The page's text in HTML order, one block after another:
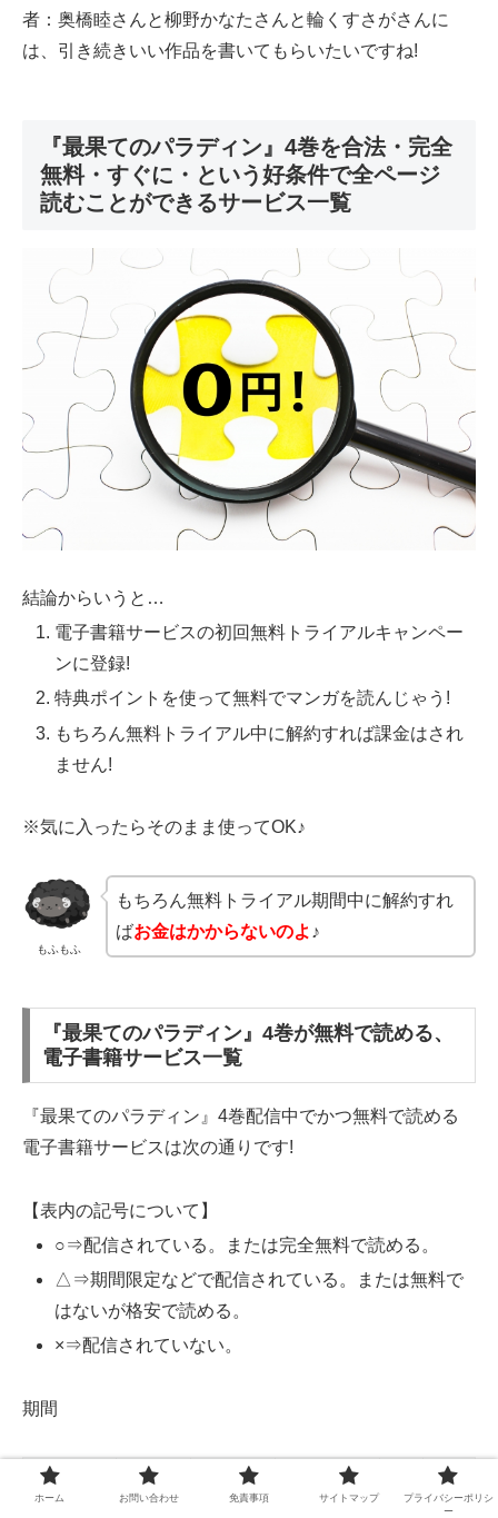
者：奥橋睦さんと柳野かなたさんと輪くすさがさんに
は、引き続きいい作品を書いてもらいたいですね!
『最果てのパラディン』4巻を合法・完全
無料・すぐに・という好条件で全ページ
読むことができるサービス一覧
結論からいうと…
電子書籍サービスの初回無料トライアルキャンペー
ンに登録!
特典ポイントを使って無料でマンガを読んじゃう!
もちろん無料トライアル中に解約すれば課金はされ
ません!
※気に入ったらそのまま使ってOK♪
もふもふ
もちろん無料トライアル期間中に解約すれ
ばお金はかからないのよ ♪
『最果てのパラディン』4巻が無料で読める、
電子書籍サービス一覧
『最果てのパラディン』4巻配信中でかつ無料で読める
電子書籍サービスは次の通りです!
【表内の記号について】
○⇒配信されている。または完全無料で読める。
△⇒期間限定などで配信されている。または無料で
はないが格安で読める。
×⇒配信されていない。
期間
サービス名
電子書籍
サービス
この漫画
の配信
特典ポイント
期間
詳細
案内
ホーム お問い合わせ 免責事項 サイトマップ
プライバシーポリシ
ー